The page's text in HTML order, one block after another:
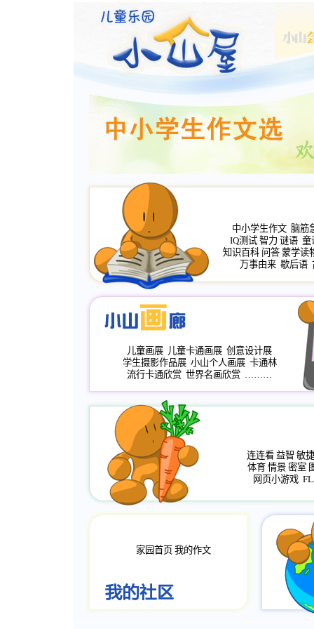
中小学生作文 脑筋
IQ测试 智力 谜语 童
知识百科 问答 蒙学读
万事由来 歇后语
儿童画展 儿童卡通画展 创意设计展
学生摄影作品展 小山个人画展 卡通林
流行卡通欣赏 世界名画欣赏 ………
连连看 益智 敏捷
体育 情景 密室
网页小游戏
家园首页 我的作文